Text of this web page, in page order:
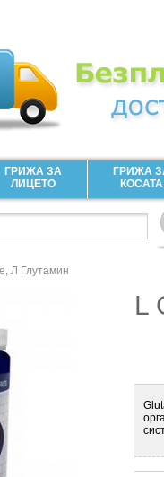
ГРИЖА ЗА
ЛИЦЕТО
ГРИЖА
КОСАТА
Л Глутамин
L